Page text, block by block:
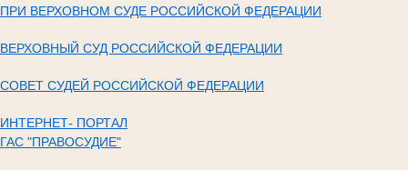
ПРИ ВЕРХОВНОМ СУДЕ РОССИЙСКОЙ ФЕДЕРАЦИИ
ВЕРХОВНЫЙ СУД РОССИЙСКОЙ ФЕДЕРАЦИИ
СОВЕТ СУДЕЙ РОССИЙСКОЙ ФЕДЕРАЦИИ
ИНТЕРНЕТ- ПОРТАЛ
ГАС "ПРАВОСУДИЕ"